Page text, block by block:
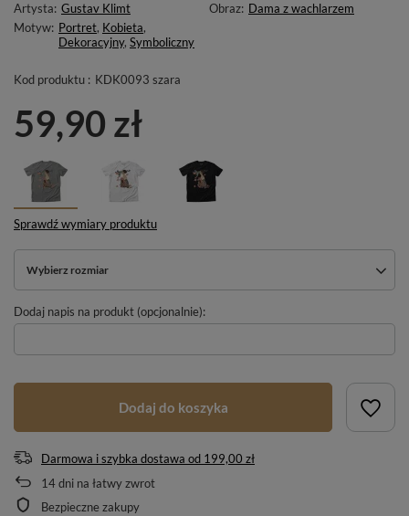
Artysta: Gustav Klimt Obraz: Dama z wachlarzem
Motyw: Portret, Kobieta,
Dekoracyjny, Symboliczny
Kod produktu : KDK0093 szara
59,90 zł
Sprawdź wymiary produktu
Wybierz rozmiar
Dodaj napis na produkt (opcjonalnie):
Dodaj do koszyka
Darmowa i szybka dostawa od 199,00 zł
14dni na łatwy zwrot
Bezpieczne zakupy